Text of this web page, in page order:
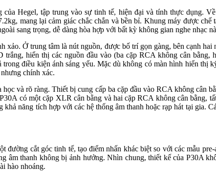
Hegel, tập trung vào sự tinh tế, hiện đại và tính thực dụng.
mang lại cảm giác chắc chắn và bền bỉ. Khung máy được
sang trọng, dễ dàng hòa hợp với bất kỳ không gian nghe nhạc
Ở trung tâm là nút nguồn, được bố trí gọn gàng, bên cạnh
hiển thị các nguồn đầu vào (ba cặp RCA không cân
điều kiện ánh sáng yếu. Mặc dù không có màn hình hiển
chính xác.
và rõ ràng. Thiết bị cung cấp ba cặp đầu vào RCA không cân
có một cặp XLR cân bằng và hai cặp RCA không cân bằng,
năng tích hợp với các hệ thống âm thanh hoặc rạp hát tại gia.
cắt góc tinh tế, tạo điểm nhấn khác biệt so với các mẫu
âm thanh không bị ảnh hưởng. Nhìn chung, thiết kế của P30A
hào nhoáng.